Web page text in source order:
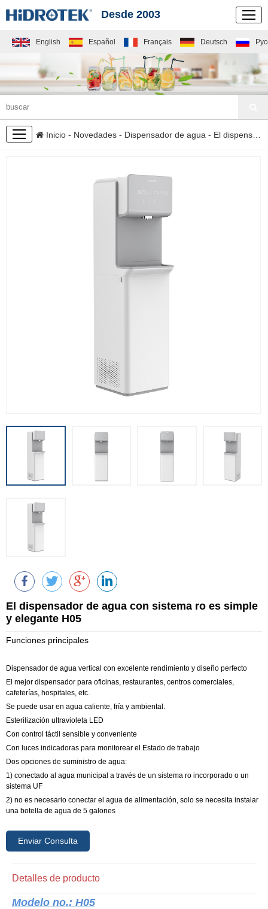
Desde 2003
English Español Français Deutsch
NOVEDADES
Inicio - Novedades - Dispensador de agua - El dispensador de agua con sistema ro es simple y elegante H05
El dispensador de agua con sistema ro es simple
y elegante H05
Funciones principales
Dispensador de agua vertical con excelente rendimiento y diseño perfecto
El mejor dispensador para oficinas, restaurantes, centros comerciales,
cafeterías, hospitales, etc.
Se puede usar en agua caliente, fría y ambiental.
Esterilización ultravioleta LED
Con control táctil sensible y conveniente
Con luces indicadoras para monitorear el Estado de trabajo
Dos opciones de suministro de agua:
1) conectado al agua municipal a través de un sistema ro incorporado o un
sistema UF
2) no es necesario conectar el agua de alimentación, solo se necesita instalar
una botella de agua de 5 galones
Enviar Consulta
Detalles de producto
Modelo no.: H05